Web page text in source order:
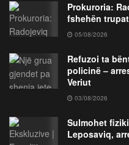
Prokuroria:
fshehën
05/08/2026
Refuzoi ta
policinë –
Veriut
03/08/2026
Sulmohet
Leposaviq,